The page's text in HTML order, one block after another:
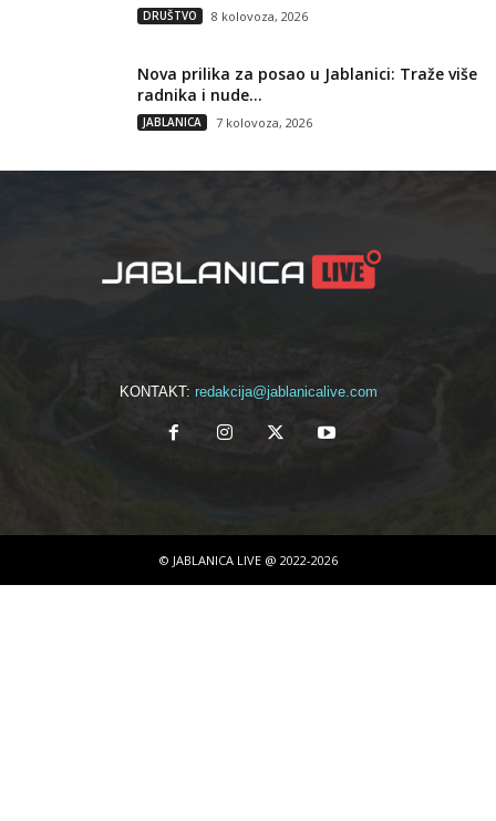
DRUŠTVO 8 kolovoza, 2026
Nova prilika za posao u Jablanici: Traže više
radnika i nude...
JABLANICA 7 kolovoza, 2026
KONTAKT: redakcija@jablanicalive.com
© JABLANICA LIVE @ 2022-2026